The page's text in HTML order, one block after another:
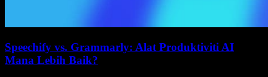
Speechify vs. Grammarly: Alat Produktiviti AI
Mana Lebih Baik?